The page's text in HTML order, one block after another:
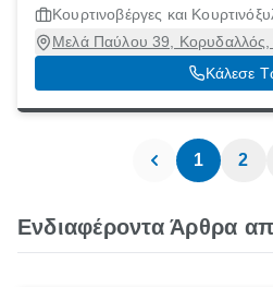
Κουρτινοβέργες και
Μελά Παύλου 39, Κορυδαλλός,
Κάλεσε
1 2
Ενδιαφέροντα Άρθρα